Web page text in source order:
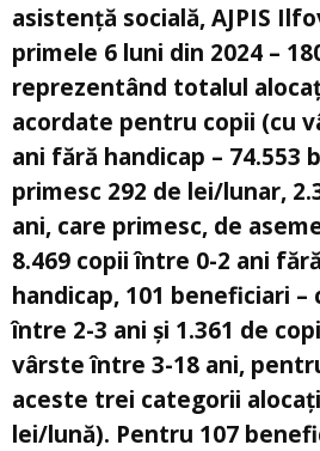
asistență socială, AJPIS
primele 6 luni din 2024 –
reprezentând totalul
acordate pentru copii (cu
ani fără handicap – 74.553
primesc 292 de lei/lunar,
ani, care primesc, de
8.469 copii între 0-2 ani
handicap, 101 beneficiari –
între 2-3 ani și 1.361 de
vârste între 3-18 ani,
aceste trei categorii
lei/lună). Pentru 107